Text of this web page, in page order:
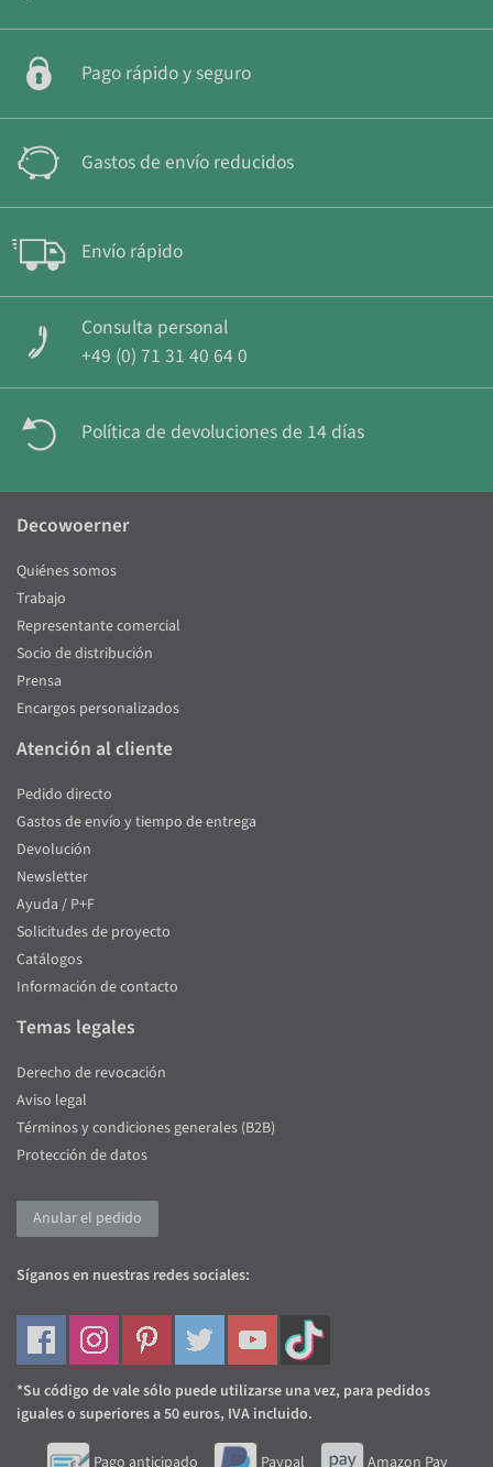
Pago rápido y seguro
Gastos de envío reducidos
Envío rápido
Consulta personal
+49 (0) 71 31 40 64 0
Política de devoluciones de 14 días
Decowoerner
Quiénes somos
Trabajo
Representante comercial
Socio de distribución
Prensa
Encargos personalizados
Atención al cliente
Pedido directo
Gastos de envío y tiempo de entrega
Devolución
Newsletter
Ayuda / P+F
Solicitudes de proyecto
Catálogos
Información de contacto
Temas legales
Derecho de revocación
Aviso legal
Términos y condiciones generales (B2B)
Protección de datos
Anular el pedido
Síganos en nuestras redes sociales:
*Su código de vale sólo puede utilizarse una vez, para pedidos
iguales o superiores a 50 euros, IVA incluido.